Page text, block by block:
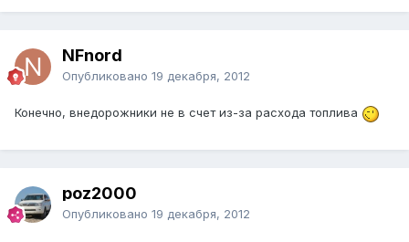
NFnord
Опубликовано 19 декабря, 2012
Конечно, внедорожники не в счет из-за расхода топлива
poz2000
Опубликовано 19 декабря, 2012